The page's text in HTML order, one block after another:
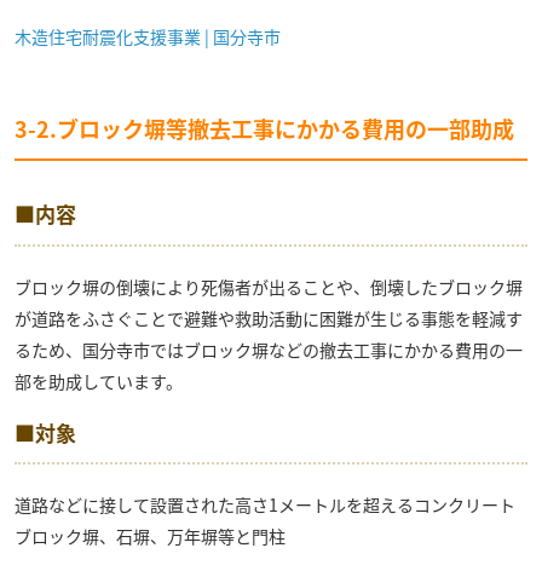
木造住宅耐震化支援事業 | 国分寺市
3-2.ブロック塀等撤去工事にかかる費用の一部助成
■内容
ブロック塀の倒壊により死傷者が出ることや、倒壊したブロック塀
が道路をふさぐことで避難や救助活動に困難が生じる事態を軽減す
るため、国分寺市ではブロック塀などの撤去工事にかかる費用の一
部を助成しています。
■対象
道路などに接して設置された高さ1メートルを超えるコンクリート
ブロック塀、石塀、万年塀等と門柱